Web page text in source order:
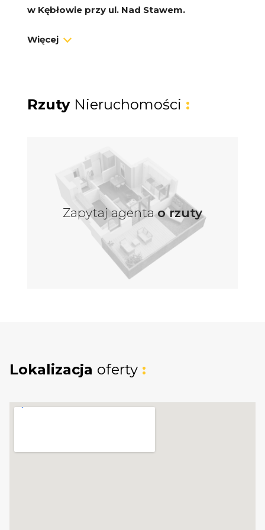
w Kębłowie przy ul. Nad Stawem.
Szybki termin wydania -październik 2023
spokojnej okolicy, w otoczeniu pięknych
terenów zielonych,
mogli szybko dostać się do Trójmiasta.
Kębłowo to prężnie rozwijająca się
miejscowość, w której znajdziemy
sklepy, przychodnię oraz pozostałe
zaplecze handlowo-usługowe.
Do użytku każdego z właścicieli przynależeć
działka o powierzchni ok. 205 m2.
(ogrzewanie podłogowe) w tym:
-Hol - 6,24 m2,
Więcej
Rzuty Nieruchomości :
Zapytaj agentao rzuty
Lokalizacja oferty :